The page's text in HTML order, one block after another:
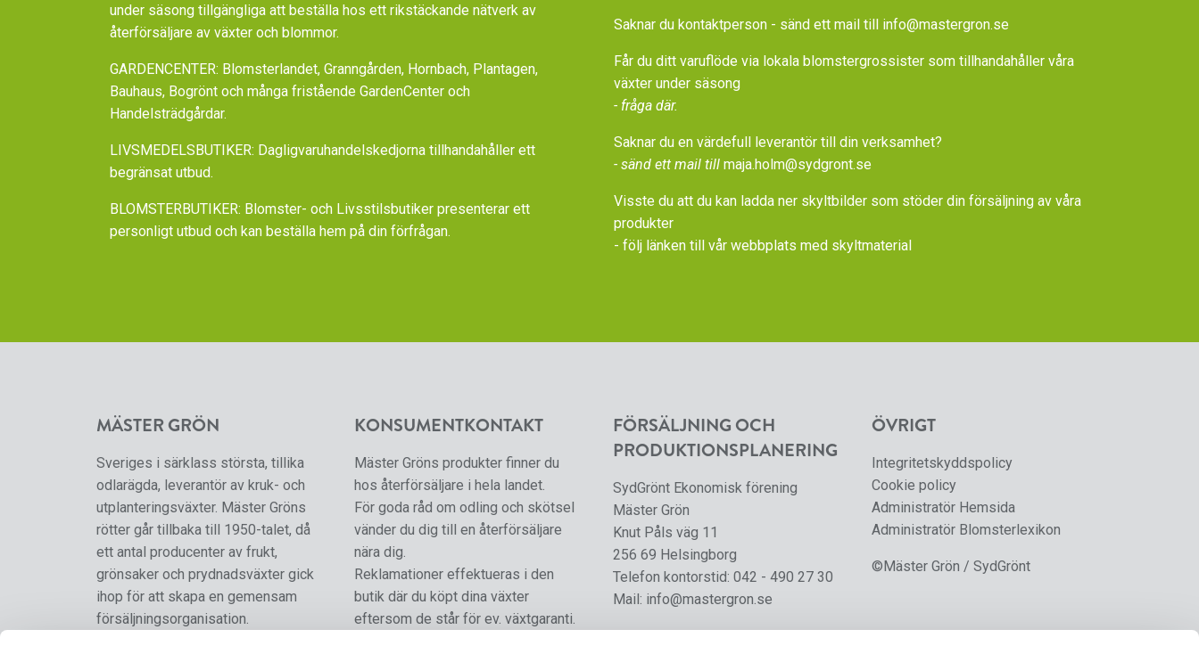
under säsong tillgängliga att beställa hos ett rikstäckande nätverk av
återförsäljare av växter och blommor.
GARDENCENTER: Blomsterlandet, Granngården, Hornbach, Plantagen,
Bauhaus, Bogrönt och många fristående GardenCenter och
Handelsträdgårdar.
LIVSMEDELSBUTIKER: Dagligvaruhandelskedjorna tillhandahåller ett
begränsat utbud.
BLOMSTERBUTIKER: Blomster- och Livsstilsbutiker presenterar ett
personligt utbud och kan beställa hem på din förfrågan.
Saknar du kontaktperson - sänd ett mail till info@mastergron.se
Får du ditt varuflöde via lokala blomstergrossister som tillhandahåller våra
växter under säsong
- fråga där.
Saknar du en värdefull leverantör till din verksamhet?
- sänd ett mail till maja.holm@sydgront.se
Visste du att du kan ladda ner skyltbilder som stöder din försäljning av våra
produkter
- följ länken till vår webbplats med skyltmaterial
MÄSTER GRÖN
Sveriges i särklass största, tillika
odlarägda, leverantör av kruk- och
utplanteringsväxter. Mäster Gröns
rötter går tillbaka till 1950-talet, då
ett antal producenter av frukt,
grönsaker och prydnadsväxter gick
ihop för att skapa en gemensam
försäljningsorganisation.
KONSUMENTKONTAKT
Mäster Gröns produkter finner du
hos återförsäljare i hela landet.
För goda råd om odling och skötsel
vänder du dig till en återförsäljare
nära dig.
Reklamationer effektueras i den
butik där du köpt dina växter
eftersom de står för ev. växtgaranti.
FÖRSÄLJNING OCH
PRODUKTIONSPLANERING
SydGrönt Ekonomisk förening
Mäster Grön
Knut Påls väg 11
256 69 Helsingborg
Telefon kontorstid: 042 - 490 27 30
Mail: info@mastergron.se
ÖVRIGT
Integritetskyddspolicy
Cookie policy
Administratör Hemsida
Administratör Blomsterlexikon
©Mäster Grön / SydGrönt